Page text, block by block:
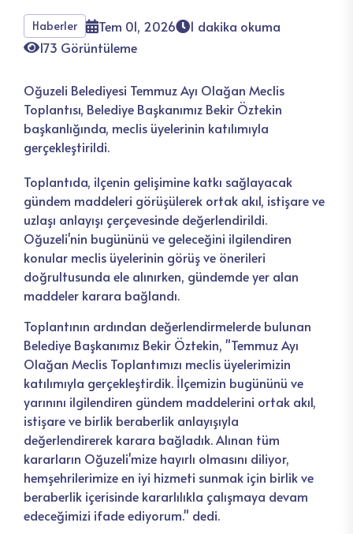
Haberler Tem 01, 2026
1 dakika okuma
173 Görüntüleme
Oğuzeli Belediyesi Temmuz Ayı Olağan Meclis
Toplantısı, Belediye Başkanımız Bekir Öztekin
başkanlığında, meclis üyelerinin katılımıyla
gerçekleştirildi.
Toplantıda, ilçenin gelişimine katkı sağlayacak
gündem maddeleri görüşülerek ortak akıl, istişare ve
uzlaşı anlayışı çerçevesinde değerlendirildi.
Oğuzeli'nin bugününü ve geleceğini ilgilendiren
konular meclis üyelerinin görüş ve önerileri
doğrultusunda ele alınırken, gündemde yer alan
maddeler karara bağlandı.
Toplantının ardından değerlendirmelerde bulunan
Belediye Başkanımız Bekir Öztekin, "Temmuz Ayı
Olağan Meclis Toplantımızı meclis üyelerimizin
katılımıyla gerçekleştirdik. İlçemizin bugününü ve
yarınını ilgilendiren gündem maddelerini ortak akıl,
istişare ve birlik beraberlik anlayışıyla
değerlendirerek karara bağladık. Alınan tüm
kararların Oğuzeli'mize hayırlı olmasını diliyor,
hemşehrilerimize en iyi hizmeti sunmak için birlik ve
beraberlik içerisinde kararlılıkla çalışmaya devam
edeceğimizi ifade ediyorum." dedi.